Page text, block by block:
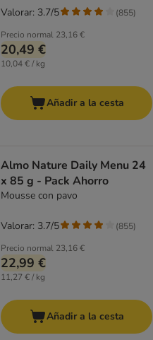
Precio normal 23,16 €
20,49 €
10,04 € / kg
Valorar: 3.7/5 (855)
Añadir a la cesta
Almo Nature Daily Menu 24
x 85 g - Pack Ahorro
Mousse con pavo
Precio normal 23,16 €
22,99 €
11,27 € / kg
Valorar: 3.7/5 (855)
Añadir a la cesta